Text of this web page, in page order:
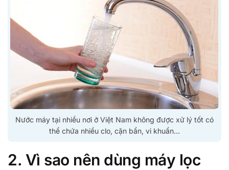
Nước máy tại nhiều nơi ở Việt Nam không được xử lý tốt có
thể chứa nhiều clo, cặn bẩn, vi khuẩn…
2. Vì sao nên dùng máy lọc